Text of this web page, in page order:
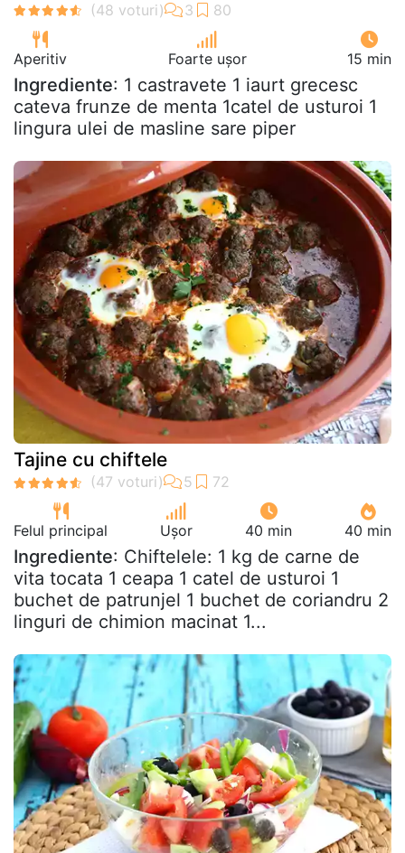
Aperitiv Foarte ușor 15 min
Ingrediente: 1 castravete 1 iaurt grecesc
cateva frunze de menta 1catel de usturoi 1
lingura ulei de masline sare piper
Tajine cu chiftele
Felul principal Ușor 40 min 40 min
Ingrediente: Chiftelele: 1 kg de carne de
vita tocata 1 ceapa 1 catel de usturoi 1
buchet de patrunjel 1 buchet de coriandru 2
linguri de chimion macinat 1...